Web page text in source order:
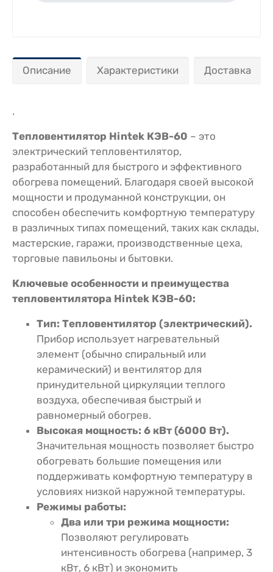
Описание Характеристики Доставка
.
Тепловентилятор Hintek КЭВ-60 – это
электрический тепловентилятор,
разработанный для быстрого и эффективного
обогрева помещений. Благодаря своей высокой
мощности и продуманной конструкции, он
способен обеспечить комфортную температуру
в различных типах помещений, таких как склады,
мастерские, гаражи, производственные цеха,
торговые павильоны и бытовки.
Ключевые особенности и преимущества
тепловентилятора Hintek КЭВ-60:
Тип: Тепловентилятор (электрический).
Прибор использует нагревательный
элемент (обычно спиральный или
керамический) и вентилятор для
принудительной циркуляции теплого
воздуха, обеспечивая быстрый и
равномерный обогрев.
Высокая мощность: 6 кВт (6000 Вт).
Значительная мощность позволяет быстро
обогревать большие помещения или
поддерживать комфортную температуру в
условиях низкой наружной температуры.
Режимы работы:
Два или три режима мощности:
Позволяют регулировать
интенсивность обогрева (например, 3
кВт, 6 кВт) и экономить